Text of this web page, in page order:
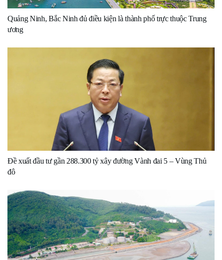
Quảng Ninh, Bắc Ninh đủ điều kiện là thành phố trực thuộc Trung
ương
Đề xuất đầu tư gần 288.300 tỷ xây đường Vành đai 5 – Vùng Thủ
đô